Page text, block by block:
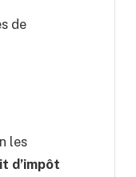
de
les
d’impôt